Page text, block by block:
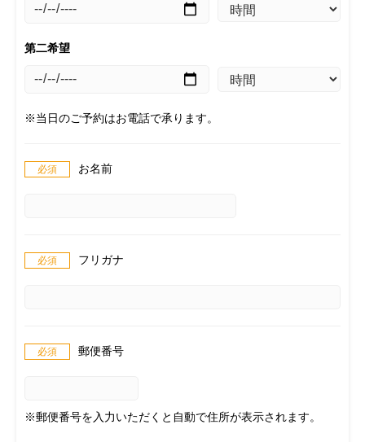
第二希望
※当日のご予約はお電話で承ります。
お名前
フリガナ
郵便番号
※郵便番号を入力いただくと自動で住所が表示されます。